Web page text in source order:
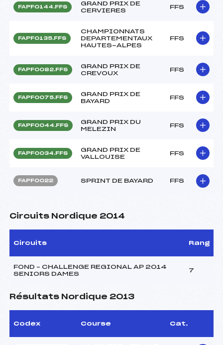
FAPF0144.FFS
GRAND PRIX DE
CERVIERES
FFS
FAPF0135.FFS
CHAMPIONNATS
DEPARTEMENTAUX
HAUTES-ALPES
FFS
FAPF0082.FFS
GRAND PRIX DE
CREVOUX
FFS
FAPF0075.FFS
GRAND PRIX DE
BAYARD
FFS
FAPF0044.FFS
GRAND PRIX DU
MELEZIN
FFS
FAPF0034.FFS
GRAND PRIX DE
VALLOUISE
FFS
FAPF0022 SPRINT DE BAYARD FFS
Circuits Nordique 2014
Circuits Rang
FOND – CHALLENGE REGIONAL AP 2014
SENIORS DAMES
7
Résultats Nordique 2013
Codex Course Cat.